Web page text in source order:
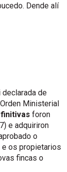
Dende alí
de
Ministerial
foron
e adquiriron
o
os propietarios
fincas o